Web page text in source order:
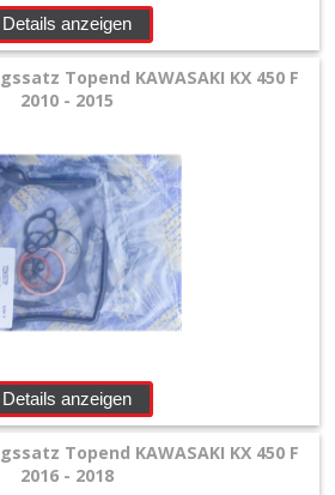
Details anzeigen
Topend KAWASAKI KX 450 F
2010 - 2015
Details anzeigen
Topend KAWASAKI KX 450 F
2016 - 2018